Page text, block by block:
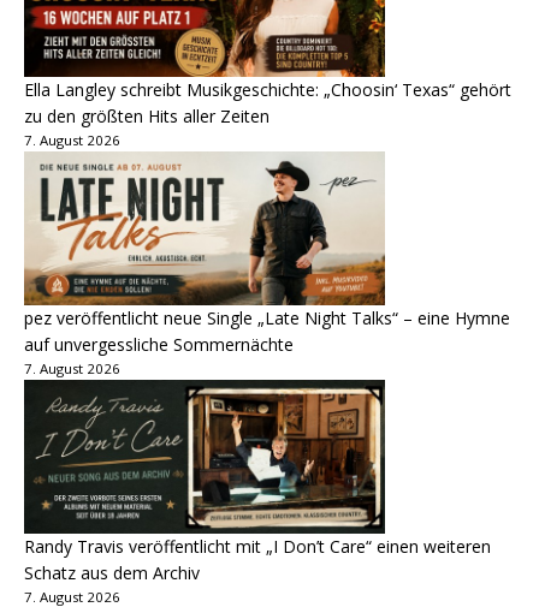
Ella Langley schreibt Musikgeschichte: „Choosin‘ Texas“ gehört
zu den größten Hits aller Zeiten
7. August 2026
pez veröffentlicht neue Single „Late Night Talks“ – eine Hymne
auf unvergessliche Sommernächte
7. August 2026
Randy Travis veröffentlicht mit „I Don’t Care“ einen weiteren
Schatz aus dem Archiv
7. August 2026